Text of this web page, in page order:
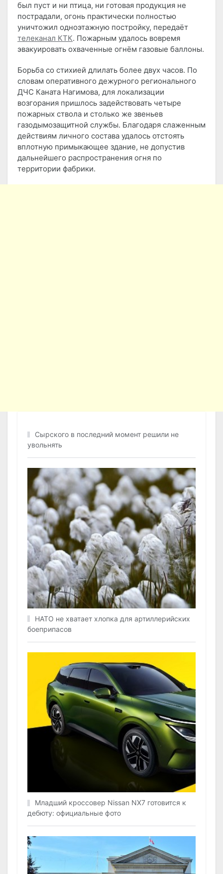
был пуст и ни птица, ни готовая продукция не
пострадали, огонь практически полностью
уничтожил одноэтажную постройку, передаёт
телеканал КТК. Пожарным удалось вовремя
эвакуировать охваченные огнём газовые баллоны.
Борьба со стихией длилать более двух часов. По
словам оперативного дежурного регионального
ДЧС Каната Нагимова, для локализации
возгорания пришлось задействовать четыре
пожарных ствола и столько же звеньев
газодымозащитной службы. Благодаря слаженным
действиям личного состава удалось отстоять
вплотную примыкающее здание, не допустив
дальнейшего распространения огня по
территории фабрики.
Сырского в последний момент решили не
увольнять
НАТО не хватает хлопка для артиллерийских
боеприпасов
Младший кроссовер Nissan NX7 готовится к
дебюту: официальные фото